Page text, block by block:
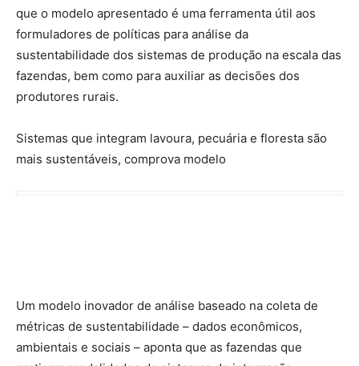
Sistemas que integram lavoura, pecuária e floresta são
mais sustentáveis, comprova modelo
Um modelo inovador de análise baseado na coleta de
métricas de sustentabilidade – dados econômicos,
ambientais e sociais – aponta que as fazendas que